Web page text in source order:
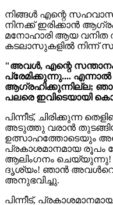
നിങ്ങൾ എന്റെ
നിനക്ക് ഇരിക്കാൻ
മനോഹാരി ആയ വനിത
കടലാസുകളിൽ നിന്ന്
"അവൾ, എന്റെ
പ്രേമിക്കുന്നു....
ആഗ്രഹിക്കുന്നില്ല;
പലരെ ഇവിടെയായി
പിന്നീട്, ചിരിക്കുന്ന
അടുത്തു വരാൻ
ഉത്സാഹത്തോടെയും
പ്രകാശമാനമായ രൂപം
ആലിംഗനം ചെയ്യുന്നു!
ദൃശ്യം! ഞാൻ അവൾറെ
അനുഭവിച്ചു.
പിന്നീട്,